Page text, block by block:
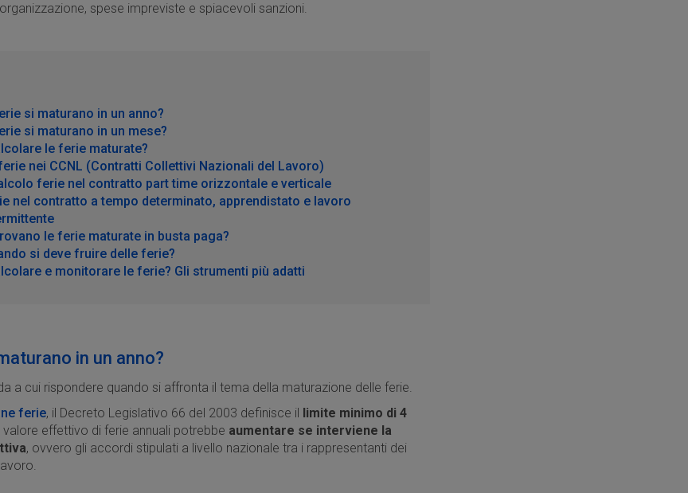
spese impreviste e spiacevoli sanzioni.
si maturano in un anno?
si maturano in un mese?
le ferie maturate?
nei CCNL (Contratti Collettivi Nazionali del Lavoro)
ferie nel contratto part time orizzontale e verticale
nel contratto a tempo determinato, apprendistato e lavoro
le ferie maturate in busta paga?
si deve fruire delle ferie?
e monitorare le ferie? Gli strumenti più adatti
in un anno?
a cui rispondere quando si affronta il tema della maturazione delle ferie.
ferie, il Decreto Legislativo 66 del 2003 definisce il limite minimo di 4
valore effettivo di ferie annuali potrebbe aumentare se interviene la
, ovvero gli accordi stipulati a livello nazionale tra i rappresentanti dei